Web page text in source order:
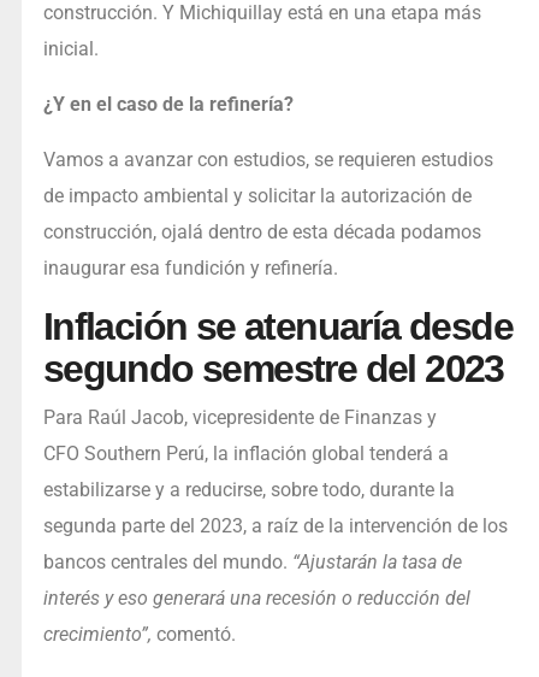
construcción. Y Michiquillay está en una etapa más
inicial.
¿Y en el caso de la refinería?
Vamos a avanzar con estudios, se requieren estudios
de impacto ambiental y solicitar la autorización de
construcción, ojalá dentro de esta década podamos
inaugurar esa fundición y refinería.
Inflación se atenuaría desde
segundo semestre del 2023
Para Raúl Jacob, vicepresidente de Finanzas y
CFO Southern Perú, la inflación global tenderá a
estabilizarse y a reducirse, sobre todo, durante la
segunda parte del 2023, a raíz de la intervención de los
bancos centrales del mundo. “Ajustarán la tasa de
interés y eso generará una recesión o reducción del
crecimiento”, comentó.